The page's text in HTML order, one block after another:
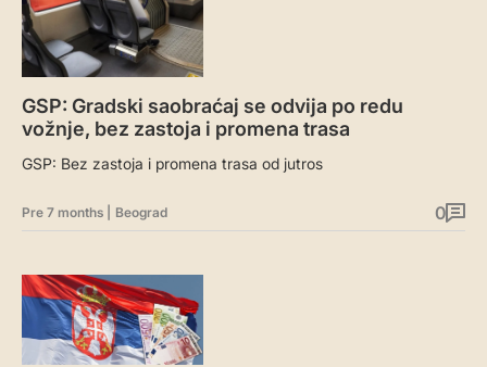
GSP: Gradski saobraćaj se odvija po redu
vožnje, bez zastoja i promena trasa
GSP: Bez zastoja i promena trasa od jutros
Pre 7 months Beograd 0